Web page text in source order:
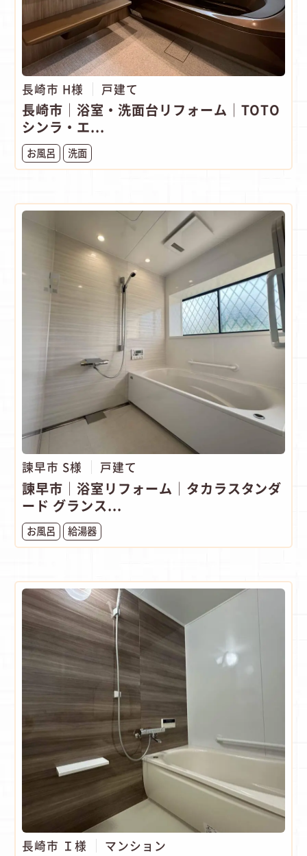
長崎市 H様 戸建て
長崎市│浴室・洗面台リフォーム│TOTO
シンラ・エ...
お風呂 洗面
諫早市 S様 戸建て
諫早市│浴室リフォーム│タカラスタンダ
ード グランス...
お風呂 給湯器
長崎市 Ｉ様 マンション